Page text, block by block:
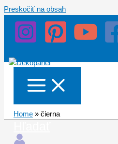
Preskočiť na obsah
Home » čierna